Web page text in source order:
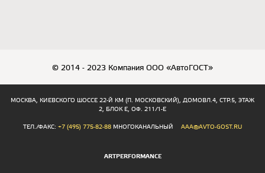
© 2014 - 2023 Компания ООО «АвтоГОСТ»
МОСКВА, КИЕВСКОГО ШОССЕ 22-Й КМ (П. МОСКОВСКИЙ), ДОМОВЛ.4, СТР.5, ЭТАЖ
2, БЛОК Е, ОФ. 211/1-Е
ТЕЛ./ФАКС: +7 (495) 775-82-88 МНОГОКАНАЛЬНЫЙ AAA@AVTO-GOST.RU
ARTPERFORMANCE